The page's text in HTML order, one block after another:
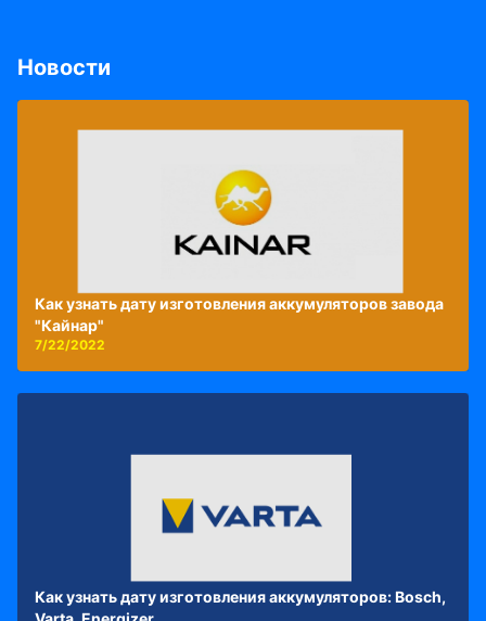
Новости
Как узнать дату изготовления аккумуляторов завода
"Кайнар"
7/22/2022
Как узнать дату изготовления аккумуляторов: Bosch,